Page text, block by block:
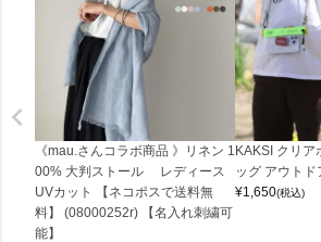
《mau.さんコラボ商品 》リネン 1
00% 大判ストール レディース
UVカット 【ネコポスで送料無
料】 (08000252r) 【名入れ刺繍可
能】
KAKSI クリア
ッグ アウト
¥1,650(税込)